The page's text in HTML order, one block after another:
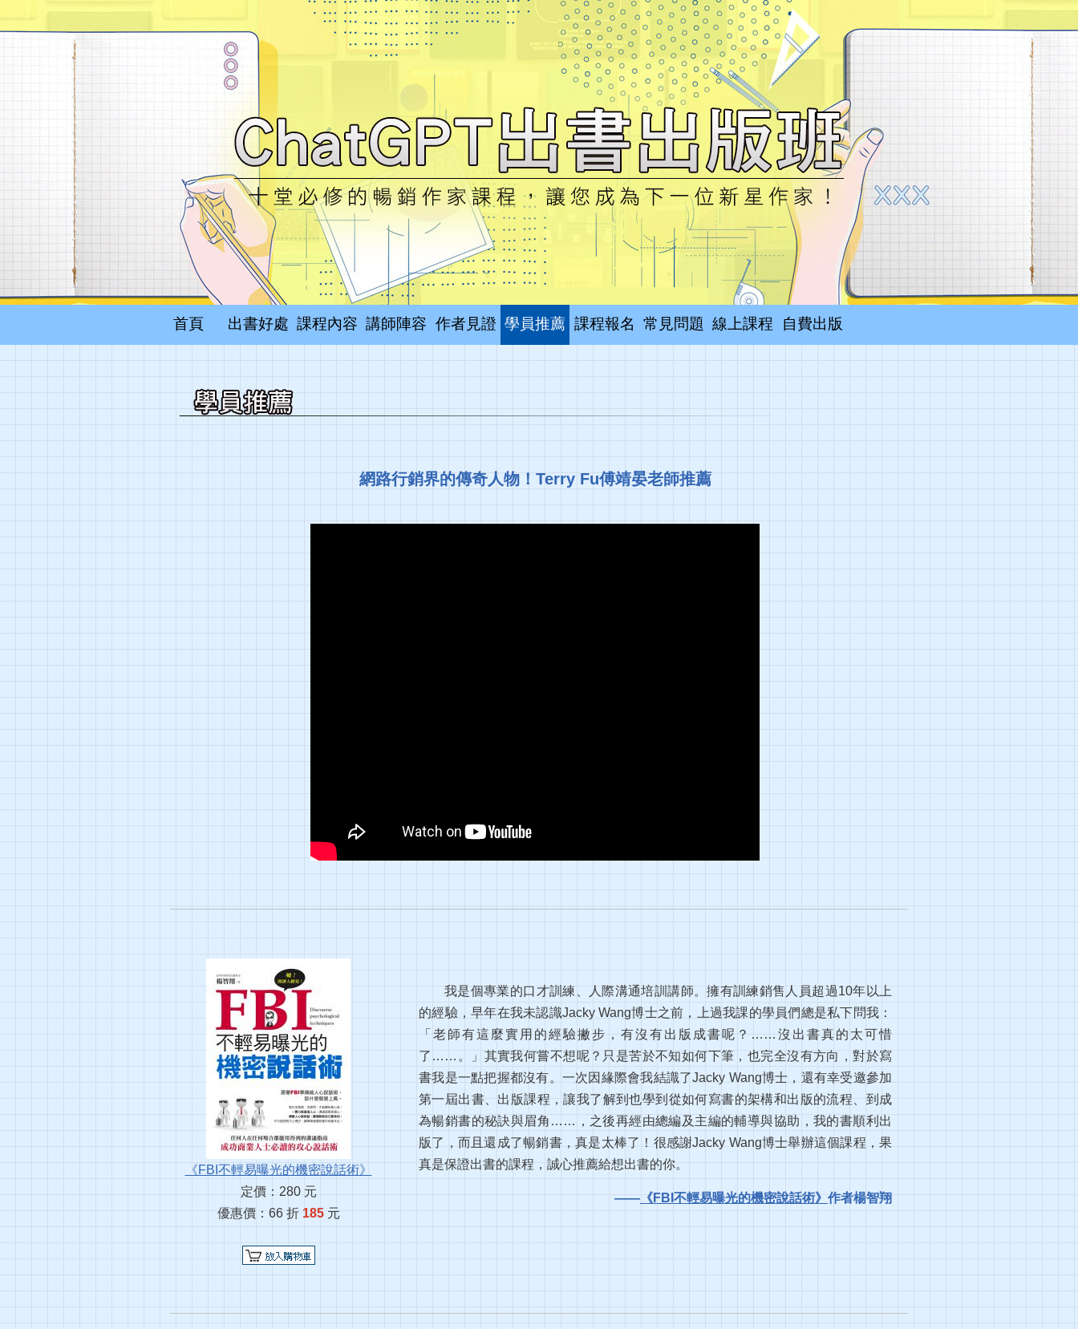
首頁 出書好處 課程內容 講師陣容 作者見證 學員推薦 課程報名 常見問題 線上課程 自費出版
網路行銷界的傳奇人物！Terry Fu傅靖晏老師推薦
《FBI不輕易曝光的機密說話術》
定價：280 元
優惠價：66 折185 元
我是個專業的口才訓練、人際溝通培訓講師。擁有訓練銷售人員超過10年以上
的經驗，早年在我未認識Jacky Wang博士之前，上過我課的學員們總是私下問我：
「老師有這麼實用的經驗撇步，有沒有出版成書呢？……沒出書真的太可惜
了……。」其實我何嘗不想呢？只是苦於不知如何下筆，也完全沒有方向，對於寫
書我是一點把握都沒有。一次因緣際會我結識了Jacky Wang博士，還有幸受邀參加
第一屆出書、出版課程，讓我了解到也學到從如何寫書的架構和出版的流程、到成
為暢銷書的秘訣與眉角……，之後再經由總編及主編的輔導與協助，我的書順利出
版了，而且還成了暢銷書，真是太棒了！很感謝Jacky Wang博士舉辦這個課程，果
真是保證出書的課程，誠心推薦給想出書的你。
—— 《FBI不輕易曝光的機密說話術》 作者楊智翔